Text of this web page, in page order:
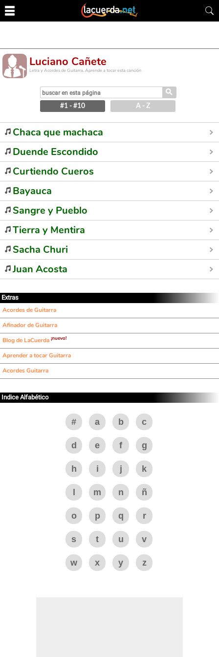
Luciano Cañete
Letra y Acordes de Guitarra. Aprende a tocar esta canción
⚲
#1 - #10 A - Z
Chaca que machaca
Duende Escondido
Curtiendo Cueros
Bayauca
Sangre y Pueblo
Tierra y Mentira
Sacha Churi
Juan Acosta
Extras
Acordes de Guitarra
Afinador de Guitarra
Blog de LaCuerda ¡nuevo!
Aprender a tocar Guitarra
Acordes Guitarra
Indice Alfabético
# a b c
d e f g
h i j k
m n ñ
o p q r
s t u v
w x y z